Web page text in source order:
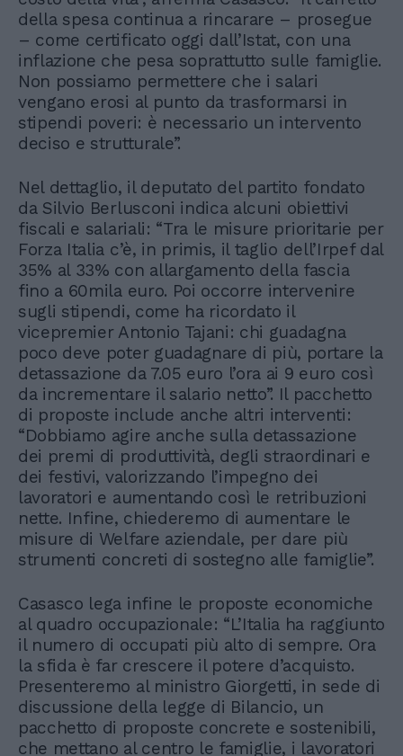
della spesa continua a rincarare – prosegue
– come certificato oggi dall’Istat, con una
inflazione che pesa soprattutto sulle famiglie.
Non possiamo permettere che i salari
vengano erosi al punto da trasformarsi in
stipendi poveri: è necessario un intervento
deciso e strutturale”.
Nel dettaglio, il deputato del partito fondato
da Silvio Berlusconi indica alcuni obiettivi
fiscali e salariali: “Tra le misure prioritarie per
Forza Italia c’è, in primis, il taglio dell’Irpef dal
35% al 33% con allargamento della fascia
fino a 60mila euro. Poi occorre intervenire
sugli stipendi, come ha ricordato il
vicepremier Antonio Tajani: chi guadagna
poco deve poter guadagnare di più, portare la
detassazione da 7.05 euro l’ora ai 9 euro così
da incrementare il salario netto”. Il pacchetto
di proposte include anche altri interventi:
“Dobbiamo agire anche sulla detassazione
dei premi di produttività, degli straordinari e
dei festivi, valorizzando l’impegno dei
lavoratori e aumentando così le retribuzioni
nette. Infine, chiederemo di aumentare le
misure di Welfare aziendale, per dare più
strumenti concreti di sostegno alle famiglie”.
Casasco lega infine le proposte economiche
al quadro occupazionale: “L’Italia ha raggiunto
il numero di occupati più alto di sempre. Ora
la sfida è far crescere il potere d’acquisto.
Presenteremo al ministro Giorgetti, in sede di
discussione della legge di Bilancio, un
pacchetto di proposte concrete e sostenibili,
che mettano al centro le famiglie, i lavoratori